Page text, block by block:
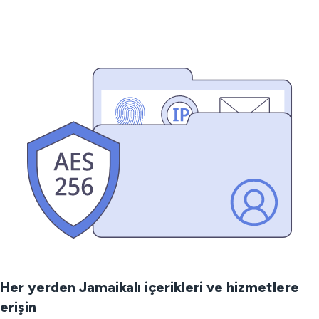
Her yerden Jamaikalı içerikleri ve hizmetlere
erişin